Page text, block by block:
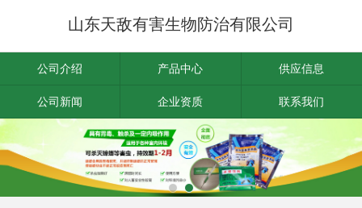
山东天敌有害生物防治有限公司
公司介绍 产品中心 供应信息
公司新闻 企业资质 联系我们